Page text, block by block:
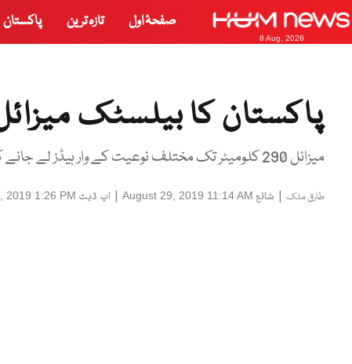
8 Aug, 2026
صفحۂ اول تازہ ترین پاکستان
پاکستان کا بیلسٹک
میزائل 290 کلومیٹر تک مختلف نوعیت کے وار ہیڈز لے جانے کی صلاحیت رکھتا ہے۔
طارق ملک | شائع August 29, 2019 11:14 AM
| اپ ڈیٹ 2019 1:26 PM